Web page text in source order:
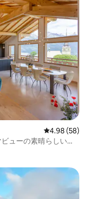
レビュー58
4.98 (58)
ューの素晴らしいシ